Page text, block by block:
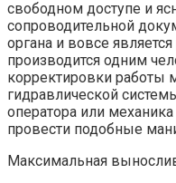
свободном доступе и
сопроводительной
органа и вовсе
производится одним
корректировки работы
гидравлической
оператора или
провести подобные
Максимальная